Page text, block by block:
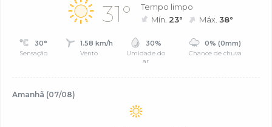
31°
Tempo limpo
Mín. 23° Máx.38°
30°
Sensação
1.58 km/h
Vento
30%
Umidade do
ar
0% (0mm)
Chance de chuva
Amanhã (07/08)